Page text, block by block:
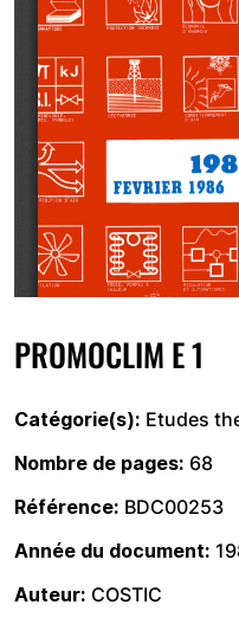
PROMOCLIM E 1
Catégorie(s) Etudes
Nombre de pages 68
Référence BDC00253
Année du document
Auteur COSTIC